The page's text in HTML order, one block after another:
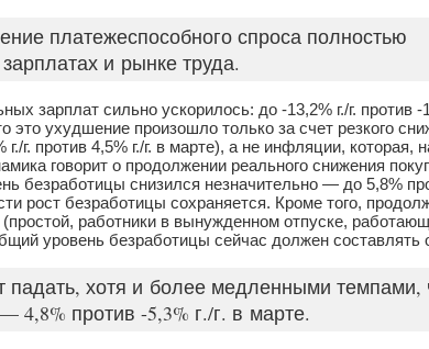
платежеспособного спроса полностью
и рынке труда.
зарплат сильно ускорилось: до -13,2% г./г. против -
это ухудшение произошло только за счет резкого
г. против 4,5% г./г. в марте), а не инфляции, которая,
говорит о продолжении реального снижения
безработицы снизился незначительно — до 5,8%
рост безработицы сохраняется. Кроме того,
работники в вынужденном отпуске,
уровень безработицы сейчас должен составлять
падать, хотя и более медленными темпами,
против -5,3% г./г. в марте.